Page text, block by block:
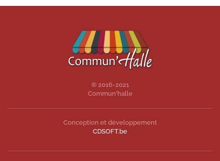
© 2016-2021
Commun'halle
Conception et développement
CDSOFT.be